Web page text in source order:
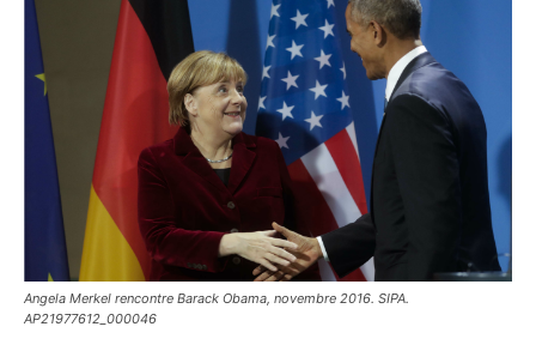
Angela Merkel rencontre Barack Obama, novembre 2016. SIPA.
AP21977612_000046